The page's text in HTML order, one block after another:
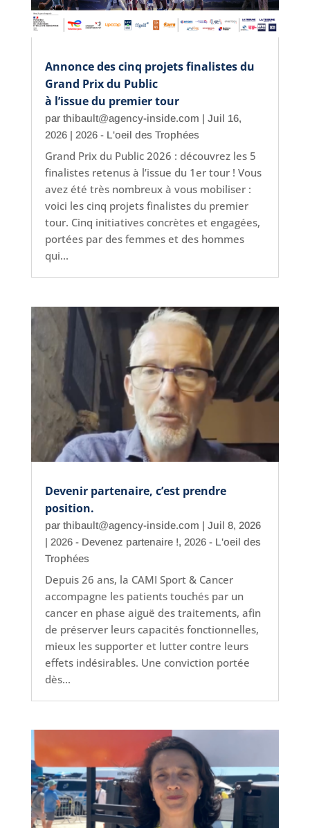
Annonce des cinq projets finalistes du
Grand Prix du Public
à l’issue du premier tour
par thibault@agency-inside.com | Juil 16,
2026| 2026 - L'oeil des Trophées
Grand Prix du Public 2026 : découvrez les 5
finalistes retenus à l’issue du 1er tour ! Vous
avez été très nombreux à vous mobiliser :
voici les cinq projets finalistes du premier
tour. Cinq initiatives concrètes et engagées,
portées par des femmes et des hommes
qui...
Devenir partenaire, c’est prendre
position.
par thibault@agency-inside.com | Juil 8, 2026
| 2026 - Devenez partenaire !, 2026 - L'oeil des
Trophées
Depuis 26 ans, la CAMI Sport & Cancer
accompagne les patients touchés par un
cancer en phase aiguë des traitements, afin
de préserver leurs capacités fonctionnelles,
mieux les supporter et lutter contre leurs
effets indésirables. Une conviction portée
dès...